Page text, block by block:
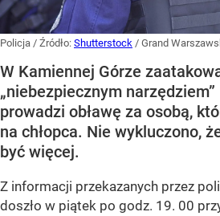
Policja / Źródło: Shutterstock / Grand
W Kamiennej Górze
„niebezpiecznym
prowadzi obławę za osobą,
na chłopca. Nie wykluczono,
być więcej.
Z informacji przekazanych przez
doszło w piątek po godz. 19. 00